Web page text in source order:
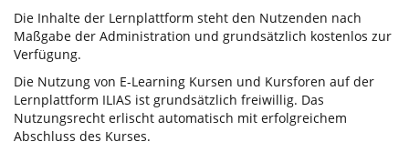
Die Inhalte der Lernplattform steht den Nutzenden nach
Maßgabe der Administration und grundsätzlich kostenlos zur
Verfügung.
Die Nutzung von E-Learning Kursen und Kursforen auf der
Lernplattform ILIAS ist grundsätzlich freiwillig. Das
Nutzungsrecht erlischt automatisch mit erfolgreichem
Abschluss des Kurses.